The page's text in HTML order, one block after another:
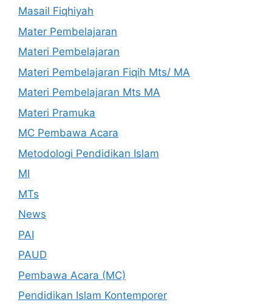
Masail Fiqhiyah
Mater Pembelajaran
Materi Pembelajaran
Materi Pembelajaran Fiqih Mts/ MA
Materi Pembelajaran Mts MA
Materi Pramuka
MC Pembawa Acara
Metodologi Pendidikan Islam
MI
MTs
News
PAI
PAUD
Pembawa Acara (MC)
Pendidikan Islam Kontemporer